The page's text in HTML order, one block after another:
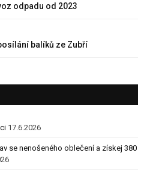
odpadu od 2023
balíků ze Zubří
17.6.2026
se nenošeného oblečení a získej 380